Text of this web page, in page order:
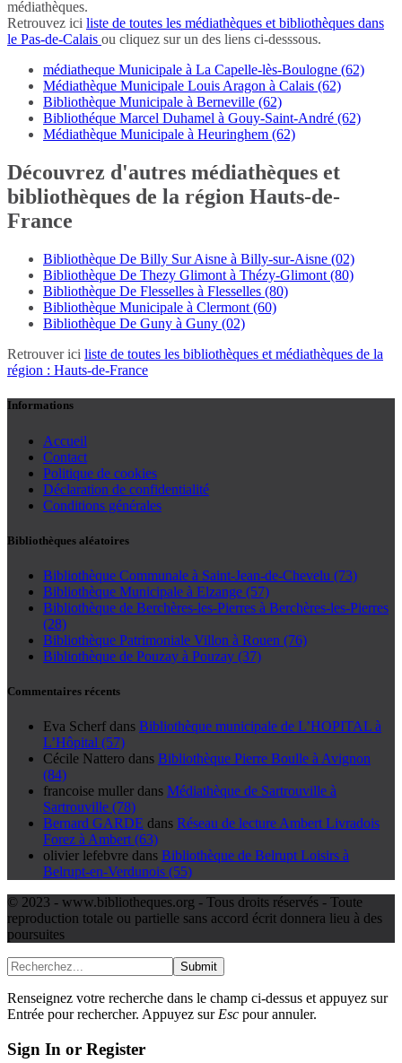
médiathèques.
Retrouvez ici liste de toutes les médiathèques et bibliothèques dans
le Pas-de-Calais ou cliquez sur un des liens ci-desssous.
médiatheque Municipale à La Capelle-lès-Boulogne (62)
Médiathèque Municipale Louis Aragon à Calais (62)
Bibliothèque Municipale à Berneville (62)
Bibliothéque Marcel Duhamel à Gouy-Saint-André (62)
Médiathèque Municipale à Heuringhem (62)
Découvrez d'autres médiathèques et
bibliothèques de la région Hauts-de-
France
Bibliothèque De Billy Sur Aisne à Billy-sur-Aisne (02)
Bibliothèque De Thezy Glimont à Thézy-Glimont (80)
Bibliothèque De Flesselles à Flesselles (80)
Bibliothèque Municipale à Clermont (60)
Bibliothèque De Guny à Guny (02)
Retrouver ici liste de toutes les bibliothèques et médiathèques de la
région : Hauts-de-France
Informations
Accueil
Contact
Politique de cookies
Déclaration de confidentialité
Conditions générales
Bibliothèques aléatoires
Bibliothèque Communale à Saint-Jean-de-Chevelu (73)
Bibliothèque Municipale à Elzange (57)
Bibliothèque de Berchères-les-Pierres à Berchères-les-Pierres
(28)
Bibliothèque Patrimoniale Villon à Rouen (76)
Bibliothèque de Pouzay à Pouzay (37)
Commentaires récents
Eva Scherf dans Bibliothèque municipale de L’HOPITAL à
L’Hôpital (57)
Cécile Nattero dans Bibliothèque Pierre Boulle à Avignon
(84)
francoise muller dans Médiathèque de Sartrouville à
Sartrouville (78)
Bernard GARDE dans Réseau de lecture Ambert Livradois
Forez à Ambert (63)
olivier lefebvre dans Bibliothèque de Belrupt Loisirs à
Belrupt-en-Verdunois (55)
© 2023 - www.bibliotheques.org - Tous droits réservés - Toute
reproduction totale ou partielle sans accord écrit donnera lieu à des
poursuites
Submit
Renseignez votre recherche dans le champ ci-dessus et appuyez sur
Entrée pour rechercher. Appuyez sur Esc pour annuler.
Sign In or Register